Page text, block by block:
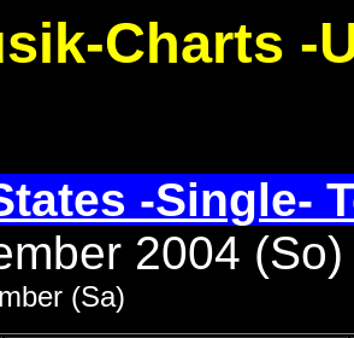
Charts -
-Single-
2004
(Sa)